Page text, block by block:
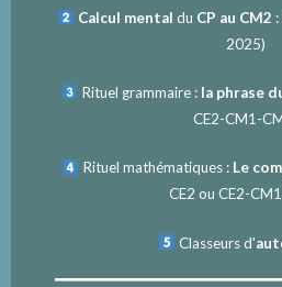
Calcul mental du CP au CM2
2025)
Rituel grammaire : la phrase
CE2-CM1-
Rituel mathématiques : Le
CE2 ou CE2-
Classeurs d'